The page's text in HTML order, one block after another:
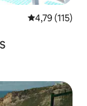
4,79 av 5 i
4,79 (115)